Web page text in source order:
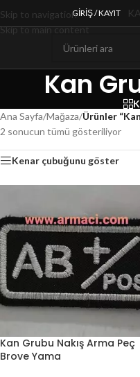
Skip to navigation
Skip to main content
GIRIŞ / KAYIT
Kan
Ana Sayfa/Mağaza/Ürünler
2 sonucun tümü gösteriliyor
Kenar çubuğunu göster
Kan Grubu Nakış Arma Peç
Brove Yama